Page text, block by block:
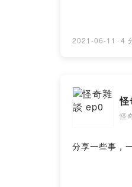
2021-06-11 · 4
怪
分享一些事，